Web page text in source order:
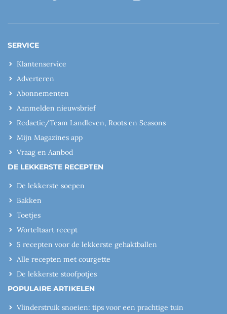
SERVICE
Klantenservice
Adverteren
Abonnementen
Aanmelden nieuwsbrief
Redactie/Team Landleven, Roots en Seasons
Mijn Magazines app
Vraag en Aanbod
DE LEKKERSTE RECEPTEN
De lekkerste soepen
Bakken
Toetjes
Worteltaart recept
5 recepten voor de lekkerste gehaktballen
Alle recepten met courgette
De lekkerste stoofpotjes
POPULAIRE ARTIKELEN
Vlinderstruik snoeien: tips voor een prachtige tuin